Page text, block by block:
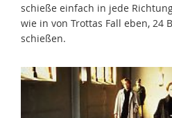
schieße einfach in jede
wie in von Trottas Fall eben, 24
schießen.